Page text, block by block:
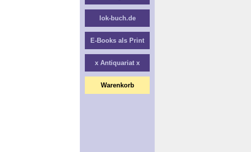
lok-buch.de
E-Books als Print
x Antiquariat x
Warenkorb